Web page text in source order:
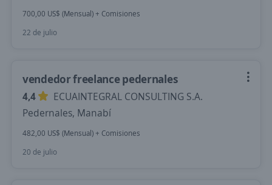
700,00 US$ (Mensual) + Comisiones
22 de julio
vendedor freelance pedernales
4,4
ECUAINTEGRAL CONSULTING S.A.
Pedernales, Manabí
482,00 US$ (Mensual) + Comisiones
20 de julio